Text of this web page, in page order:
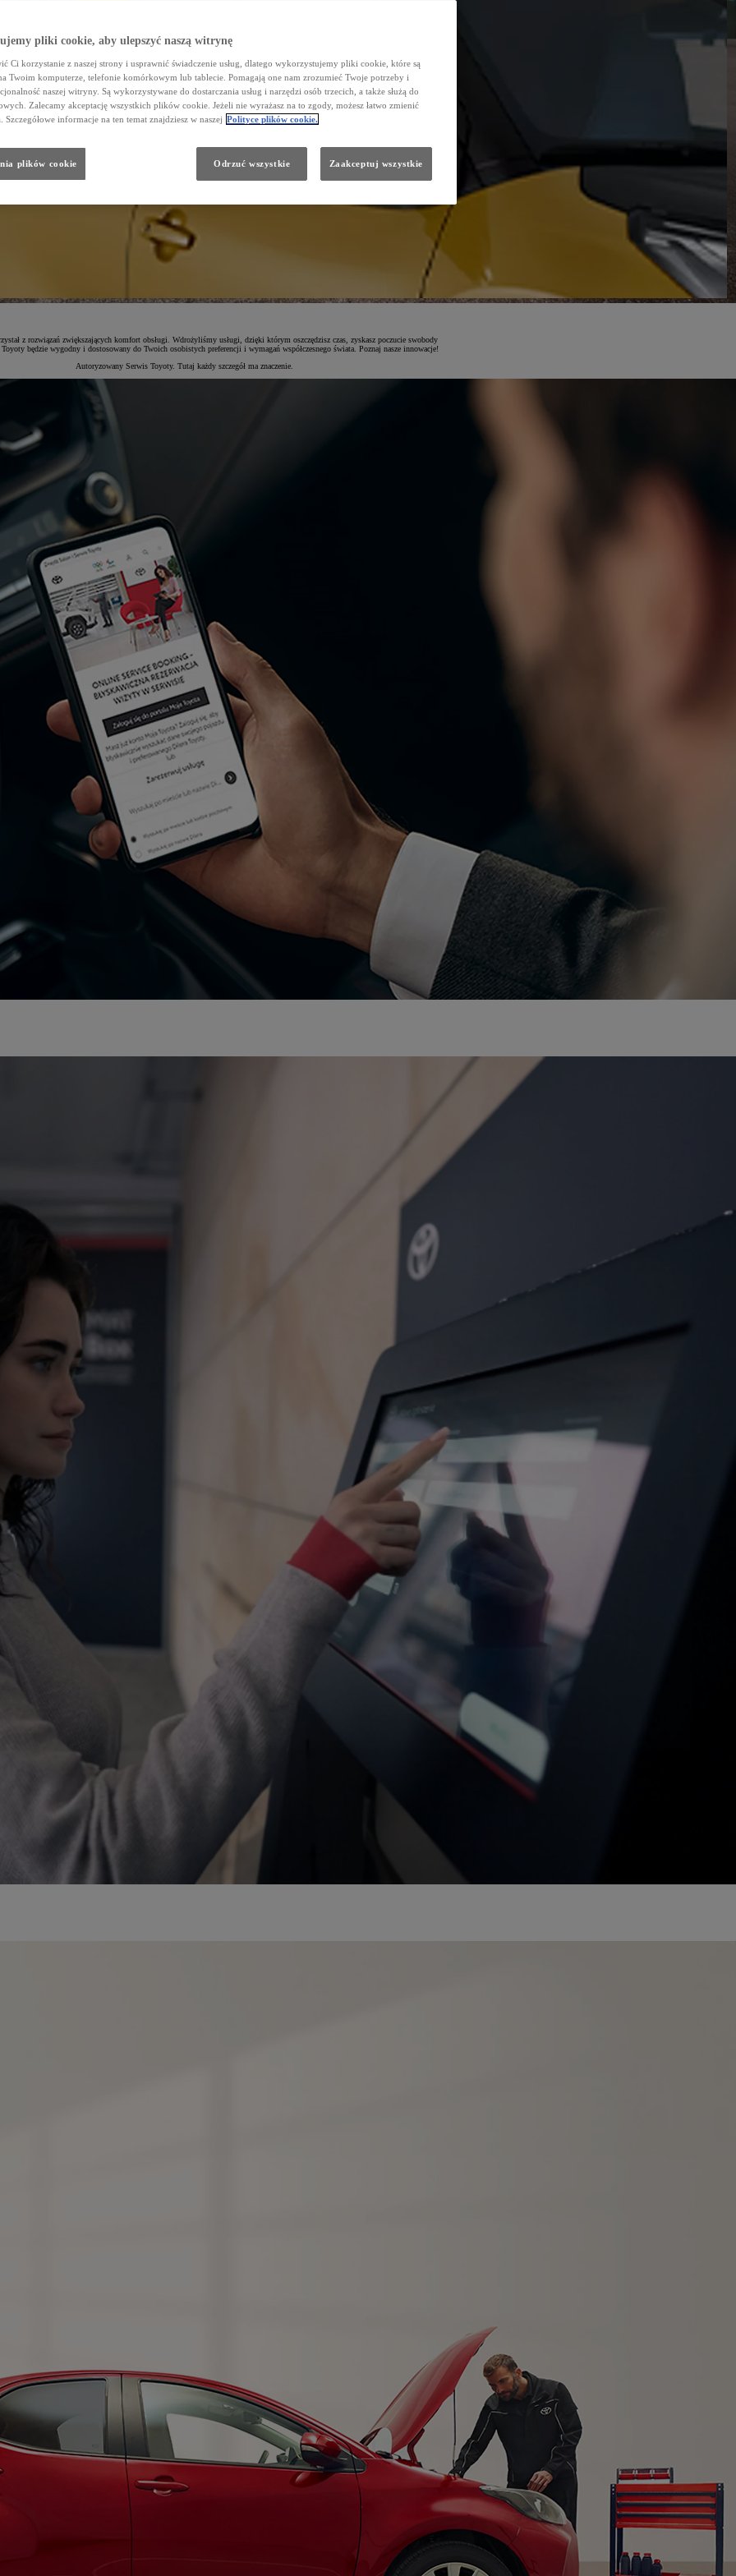
z rozwiązań zwiększających komfort obsługi. Wdrożyliśmy usługi, dzięki którym oszczędzisz czas, zyskasz poczucie swobody
będzie wygodny i dostosowany do Twoich osobistych preferencji i wymagań współczesnego świata. Poznaj nasze innowacje!
Autoryzowany Serwis Toyoty. Tutaj każdy szczegół ma znaczenie.
pliki cookie, aby ulepszyć naszą witrynę
Ci korzystanie z naszej strony i usprawnić świadczenie usług, dlatego wykorzystujemy pliki cookie, które są
Twoim komputerze, telefonie komórkowym lub tablecie. Pomagają one nam zrozumieć Twoje potrzeby i
naszej witryny. Są wykorzystywane do dostarczania usług i narzędzi osób trzecich, a także służą do
Zalecamy akceptację wszystkich plików cookie. Jeżeli nie wyrażasz na to zgody, możesz łatwo zmienić
Szczegółowe informacje na ten temat znajdziesz w naszej Polityce plików cookie.
plików cookie Odrzuć wszystkie Zaakceptuj wszystkie